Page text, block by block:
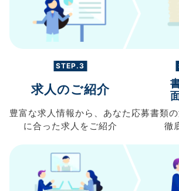
STEP.3
求人のご紹介
豊富な求人情報から、 あなた
に合った求人を ご紹介
応募書類の
徹